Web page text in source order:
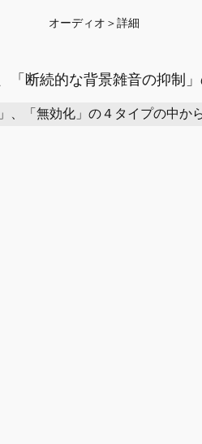
オーディオ＞詳細
断続的な背景雑音の抑制」
、「無効化」の４タイプの中か